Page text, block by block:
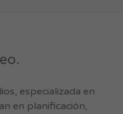
especializada en
en planificación,